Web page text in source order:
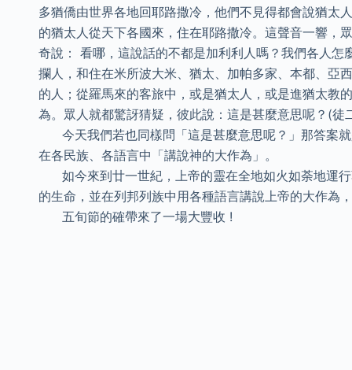
多猶僑由世界各地回耶路撒冷，他們不見得都會說猶太
的猶太人從天下各國來，住在耶路撒冷。這聲音一響，
奇說： 看哪，這說話的不都是加利利人嗎？我們各人
攔人，和住在米所波大米、猶太、加帕多家、本都、亞
的人；從羅馬來的客旅中，或是猶太人，或是進猶太教
為。眾人就都驚訝猜疑，彼此說：這是甚麼意思呢？(徒
今天我們若也同樣問「這是甚麼意思呢？」那答案
在各民族、各語言中「講說神的大作為」。
如今來到廿一世紀，上帝的靈在全地如火如荼地運
的生命，並在列邦列族中用各種語言講說上帝的大作為
五旬節的確帶來了一場大豐收 !